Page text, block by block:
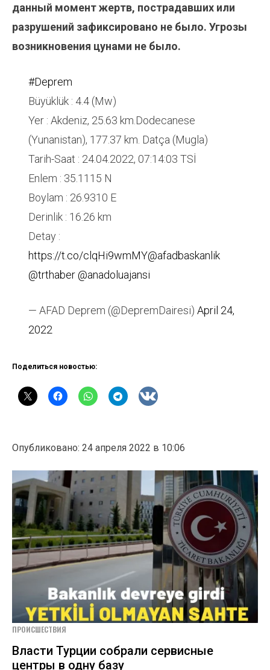
данный момент жертв, пострадавших или
разрушений зафиксировано не было. Угрозы
возникновения цунами не было.
#Deprem
Büyüklük : 4.4 (Mw)
Yer : Akdeniz, 25.63 km.Dodecanese
(Yunanistan), 177.37 km. Datça (Mugla)
Tarih-Saat : 24.04.2022, 07:14:03 TSİ
Enlem : 35.1115 N
Boylam : 26.9310 E
Derinlik : 16.26 km
Detay :
https://t.co/clqHi9wmMY@afadbaskanlik
@trthaber @anadoluajansi
— AFAD Deprem (@DepremDairesi) April 24,
2022
Поделиться новостью:
Опубликовано: 24 апреля 2022 в 10:06
ПРОИСШЕСТВИЯ
Власти Турции собрали сервисные
центры в одну базу